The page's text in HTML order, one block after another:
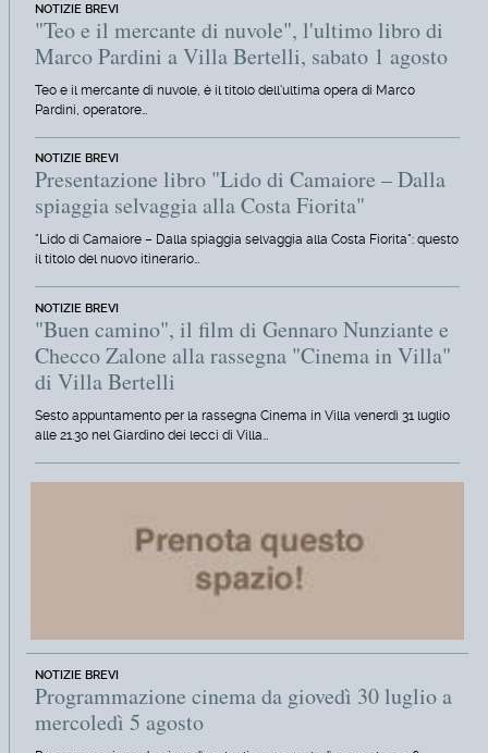
NOTIZIE BREVI
"Teo e il mercante di nuvole", l'ultimo libro di
Marco Pardini a Villa Bertelli, sabato 1 agosto
Teo e il mercante di nuvole, è il titolo dell'ultima opera di Marco
Pardini, operatore…
NOTIZIE BREVI
Presentazione libro "Lido di Camaiore – Dalla
spiaggia selvaggia alla Costa Fiorita"
"Lido di Camaiore – Dalla spiaggia selvaggia alla Costa Fiorita": questo
il titolo del nuovo itinerario…
NOTIZIE BREVI
"Buen camino", il film di Gennaro Nunziante e
Checco Zalone alla rassegna "Cinema in Villa"
di Villa Bertelli
Sesto appuntamento per la rassegna Cinema in Villa venerdì 31 luglio
alle 21.30 nel Giardino dei lecci di Villa…
NOTIZIE BREVI
Programmazione cinema da giovedì 30 luglio a
mercoledì 5 agosto